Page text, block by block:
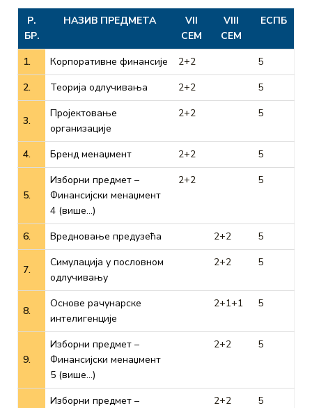
Р.
БР.
НАЗИВ ПРЕДМЕТА
VII
СЕМ
VIII
СЕМ
ЕСПБ
1. Корпоративне финансије 2+2
5
2.
Теорија одлучивања 2+2 5
3.
Пројектовање
организације
2+2 5
4. Бренд менаџмент 2+2 5
5.
Изборни предмет –
Финансијски менаџмент
4 (више…)
2+2 5
6. Вредновање предузећа 2+2 5
7.
Симулација у пословном
одлучивању
2+2 5
8.
Основе рачунарске
интелигенције
2+1+1 5
9.
Изборни предмет –
Финансијски менаџмент
5 (више…)
2+2 5
Изборни предмет –
2+2 5